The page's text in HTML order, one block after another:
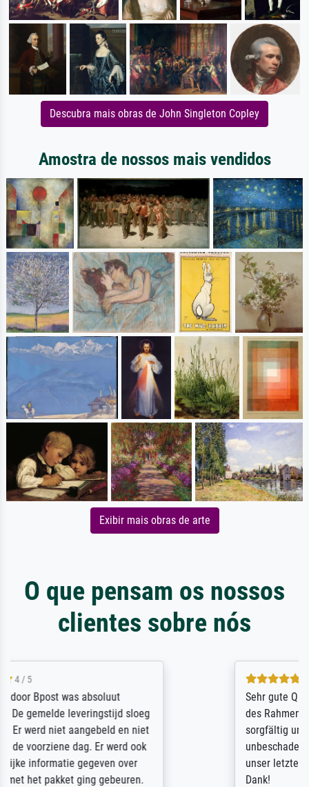
Descubra mais obras de John Singleton Copley
Amostra de nossos mais vendidos
Exibir mais obras de arte
O que pensam os nossos
clientes sobre nós
Sehr gute Qualität des Leinwanddrucks und
des Rahmens! Unser Bild wurde sehr
sorgfältig und sicher verpackt, so dass es
unbeschadet bei uns ankam. Es wird nicht
unser letzter Meisterdruck sein. Vielen
Dank!